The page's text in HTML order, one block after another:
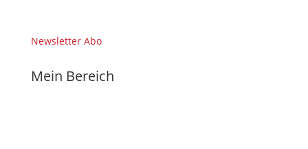
Newsletter Abo
Mein Bereich